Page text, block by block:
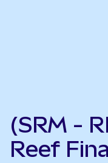
(SRM -
Reef